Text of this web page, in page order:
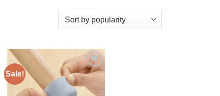
Sale!
Add to